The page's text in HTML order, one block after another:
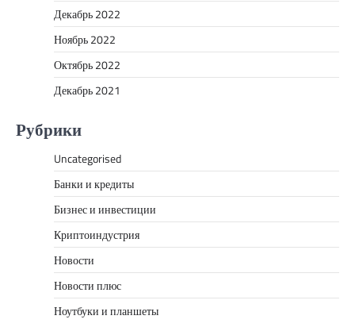
Декабрь 2022
Ноябрь 2022
Октябрь 2022
Декабрь 2021
Рубрики
Uncategorised
Банки и кредиты
Бизнес и инвестиции
Криптоиндустрия
Новости
Новости плюс
Ноутбуки и планшеты